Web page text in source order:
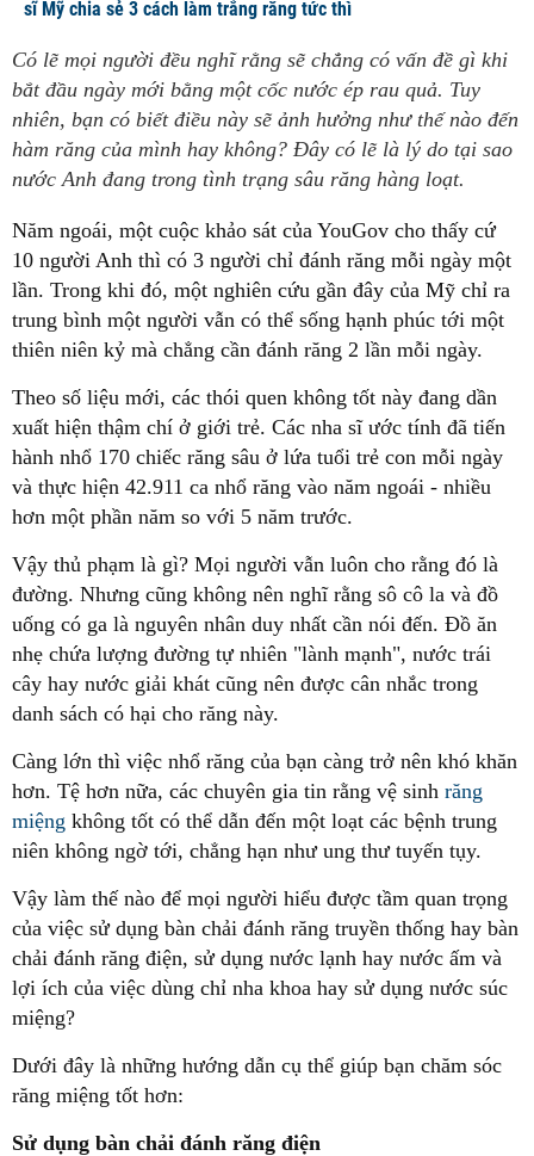
sĩ Mỹ chia sẻ 3 cách làm trắng răng tức thì
Có lẽ mọi người đều nghĩ rằng sẽ chẳng có vấn đề gì khi
bắt đầu ngày mới bằng một cốc nước ép rau quả. Tuy
nhiên, bạn có biết điều này sẽ ảnh hưởng như thế nào đến
hàm răng của mình hay không? Đây có lẽ là lý do tại sao
nước Anh đang trong tình trạng sâu răng hàng loạt.
Năm ngoái, một cuộc khảo sát của YouGov cho thấy cứ
10 người Anh thì có 3 người chỉ đánh răng mỗi ngày một
lần. Trong khi đó, một nghiên cứu gần đây của Mỹ chỉ ra
trung bình một người vẫn có thể sống hạnh phúc tới một
thiên niên kỷ mà chẳng cần đánh răng 2 lần mỗi ngày.
Theo số liệu mới, các thói quen không tốt này đang dần
xuất hiện thậm chí ở giới trẻ. Các nha sĩ ước tính đã tiến
hành nhổ 170 chiếc răng sâu ở lứa tuổi trẻ con mỗi ngày
và thực hiện 42.911 ca nhổ răng vào năm ngoái - nhiều
hơn một phần năm so với 5 năm trước.
Vậy thủ phạm là gì? Mọi người vẫn luôn cho rằng đó là
đường. Nhưng cũng không nên nghĩ rằng sô cô la và đồ
uống có ga là nguyên nhân duy nhất cần nói đến. Đồ ăn
nhẹ chứa lượng đường tự nhiên "lành mạnh", nước trái
cây hay nước giải khát cũng nên được cân nhắc trong
danh sách có hại cho răng này.
Càng lớn thì việc nhổ răng của bạn càng trở nên khó khăn
hơn. Tệ hơn nữa, các chuyên gia tin rằng vệ sinh răng
miệng không tốt có thể dẫn đến một loạt các bệnh trung
niên không ngờ tới, chẳng hạn như ung thư tuyến tụy.
Vậy làm thế nào để mọi người hiểu được tầm quan trọng
của việc sử dụng bàn chải đánh răng truyền thống hay bàn
chải đánh răng điện, sử dụng nước lạnh hay nước ấm và
lợi ích của việc dùng chỉ nha khoa hay sử dụng nước súc
miệng?
Dưới đây là những hướng dẫn cụ thể giúp bạn chăm sóc
răng miệng tốt hơn:
Sử dụng bàn chải đánh răng điện